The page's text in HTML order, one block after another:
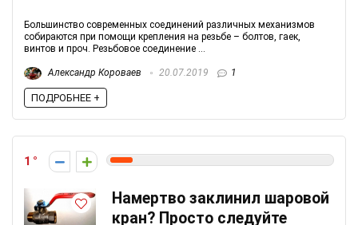
Большинство современных соединений различных механизмов
собираются при помощи крепления на резьбе – болтов, гаек,
винтов и проч. Резьбовое соединение ...
Александр Короваев 20.07.2019 1
ПОДРОБНЕЕ +
1
Намертво заклинил шаровой
кран? Просто следуйте